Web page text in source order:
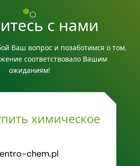
с нами
Ваш вопрос и позаботимся о том,
соответствовало Вашим
ожиданиям!
химическое
chem.pl